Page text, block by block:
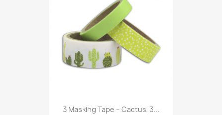
3 Masking Tape – Cactus, 3...